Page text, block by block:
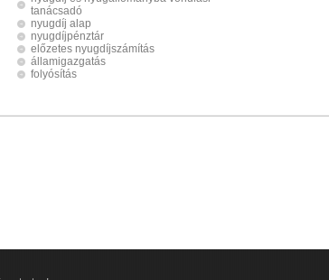
tanácsadó
nyugdíj alap
nyugdíjpénztár
előzetes nyugdíjszámítás
államigazgatás
folyósítás